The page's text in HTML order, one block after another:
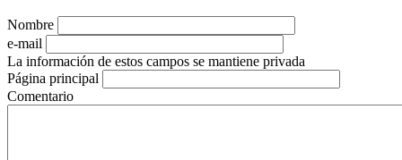
Nombre
e-mail
La información de estos campos se mantiene privada
Página principal
Comentario